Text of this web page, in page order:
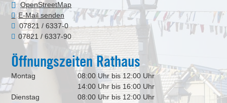
OpenStreetMap
E-Mail senden
07821 / 6337-0
07821 / 6337-90
Öffnungszeiten Rathaus
Montag
08:00 Uhr bis 12:00 Uhr
14:00 Uhr bis 16:00 Uhr
Dienstag
08:00 Uhr bis 12:00 Uhr